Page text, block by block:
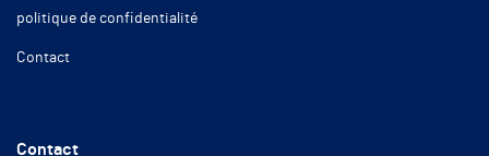
politique de confidentialité
Contact
Contact